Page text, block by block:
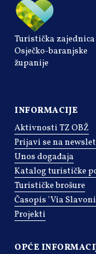
Turistička zajednica
Osječko-baranjske
županije
INFORMACIJE
Aktivnosti TZ OBŽ
Prijavi se na
Unos događaja
Katalog turističke
Turističke brošure
Časopis 'Via
Projekti
OPĆE